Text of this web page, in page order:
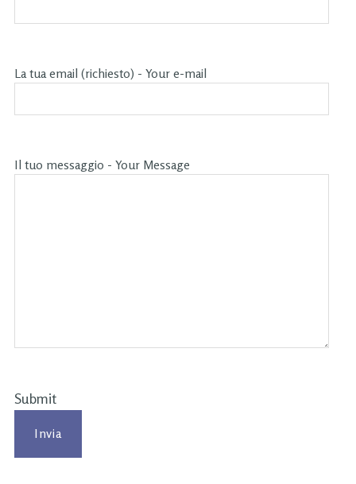
La tua email (richiesto) - Your e-mail
Il tuo messaggio - Your Message
Submit